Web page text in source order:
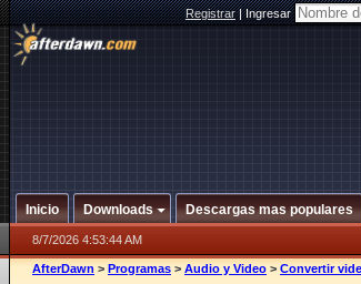
Registrar|Ingresar
Inicio Downloads Descargas mas populares
8/7/2026 4:53:44 AM
AfterDawn > Programas > Audio y Video > Convertir